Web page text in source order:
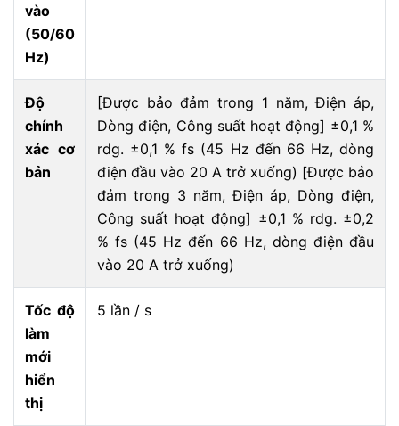
vào
(50/60
Hz)
Độ
chính
xác cơ
bản
[Được bảo đảm trong 1 năm, Điện áp,
Dòng điện, Công suất hoạt động] ±0,1 %
rdg. ±0,1 % fs (45 Hz đến 66 Hz, dòng
điện đầu vào 20 A trở xuống) [Được bảo
đảm trong 3 năm, Điện áp, Dòng điện,
Công suất hoạt động] ±0,1 % rdg. ±0,2
% fs (45 Hz đến 66 Hz, dòng điện đầu
vào 20 A trở xuống)
Tốc độ
làm
mới
hiển
thị
5 lần / s